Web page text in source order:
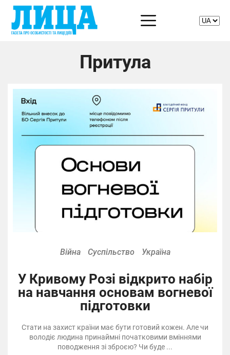
Притула
Війна Суспільство Україна
У Кривому Розі відкрито набір
на навчання основам вогневої
підготовки
Стати на захист країни має бути готовий кожен. Але чи
володіє людина принаймні початковими вміннями
поводження зі зброєю? Чи буде ...